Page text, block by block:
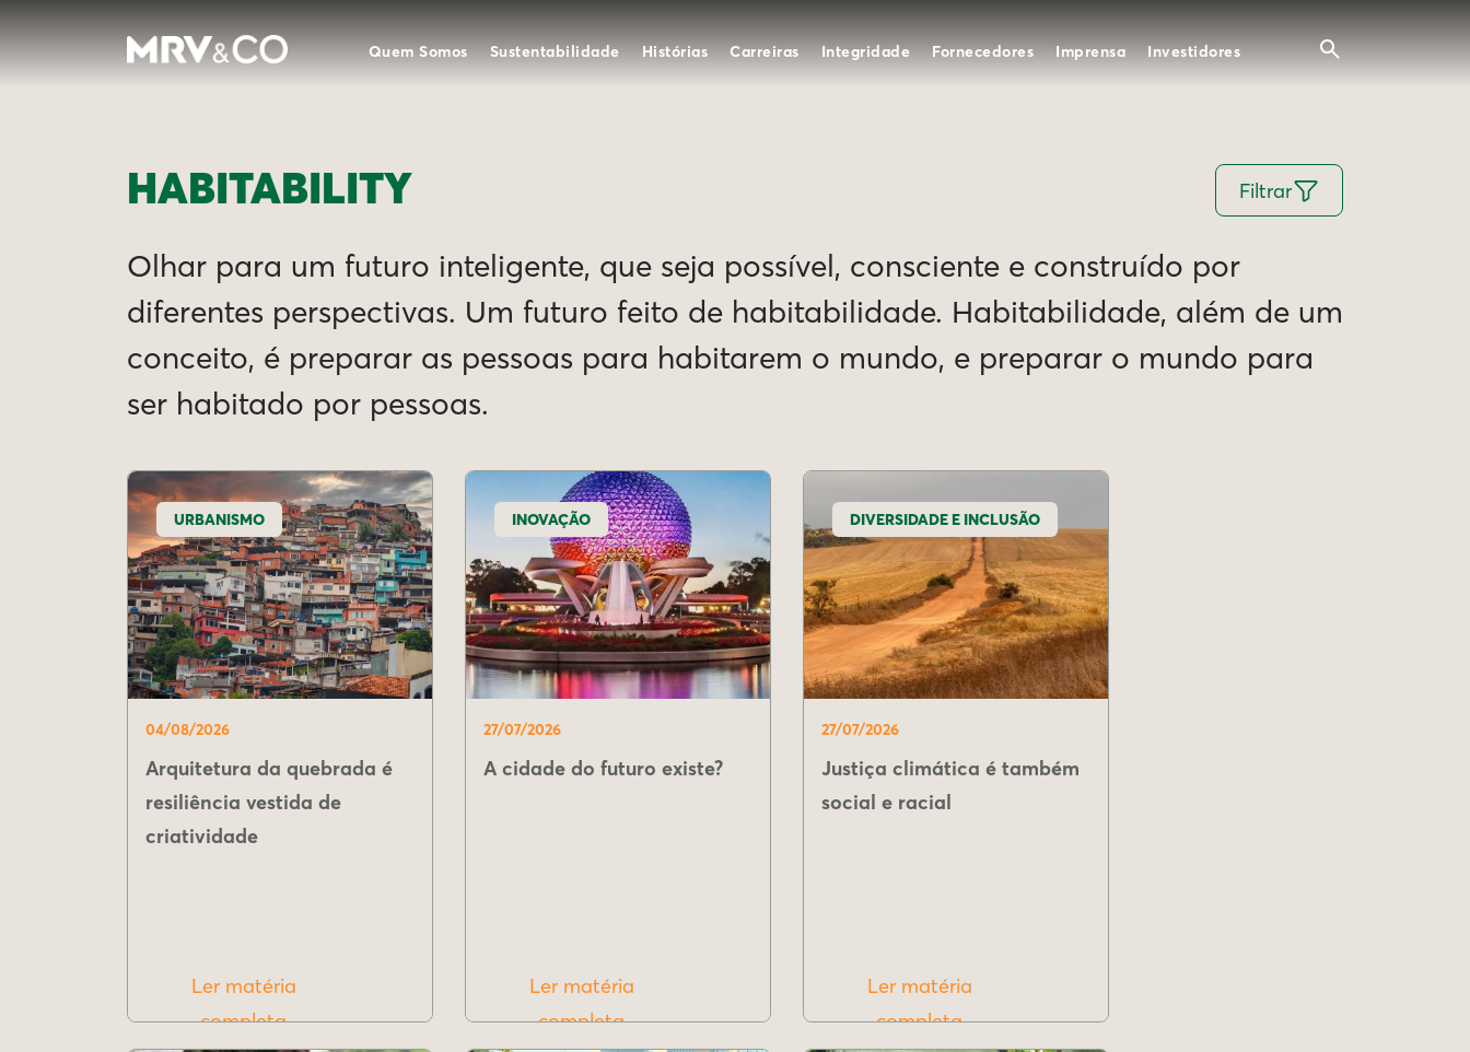
Quem Somos Sustentabilidade Histórias Carreiras Integridade Fornecedores Imprensa Investidores
HABITABILITY Filtrar
Olhar para um futuro inteligente, que seja possível, consciente e construído por
diferentes perspectivas. Um futuro feito de habitabilidade. Habitabilidade, além de um
conceito, é preparar as pessoas para habitarem o mundo, e preparar o mundo para
ser habitado por pessoas.
URBANISMO
04/08/2026
Arquitetura da quebrada é
resiliência vestida de
criatividade
Ler matéria
completa
INOVAÇÃO
27/07/2026
A cidade do futuro existe?
Ler matéria
completa
DIVERSIDADE E INCLUSÃO
27/07/2026
Justiça climática é também
social e racial
Ler matéria
completa